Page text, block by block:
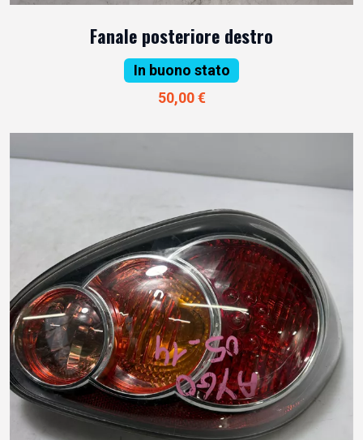
Fanale posteriore destro
In buono stato
50,00 €